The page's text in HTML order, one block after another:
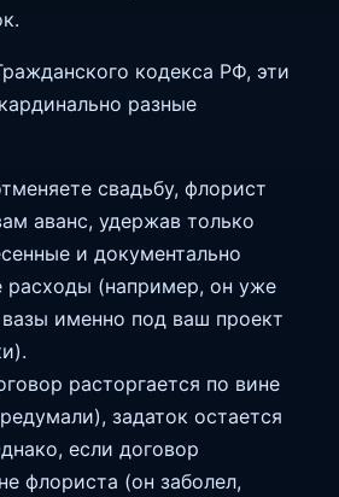
кодекса РФ, эти
разные
свадьбу, флорист
аванс, удержав только
и документально
расходы (например, он уже
именно под ваш проект
расторгается по вине
задаток остается
если договор
флориста (он заболел,